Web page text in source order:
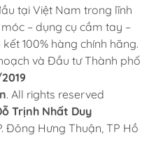
tại Việt Nam trong lĩnh
– dụng cụ cầm tay –
100% hàng chính hãng.
và Đầu tư Thành phố
. All rights reserved
Trịnh Nhất Duy
Đông Hưng Thuận, TP Hồ